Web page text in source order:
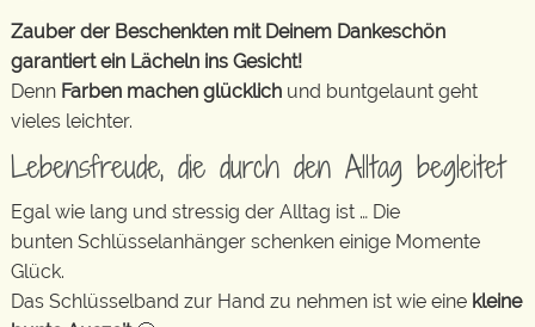
Zauber der Beschenkten mit Deinem Dankeschön
garantiert ein Lächeln ins Gesicht!
Denn Farben machen glücklich und buntgelaunt geht
vieles leichter.
Lebensfreude, die durch den Alltag begleitet
Egal wie lang und stressig der Alltag ist … Die
bunten Schlüsselanhänger schenken einige Momente
Glück.
Das Schlüsselband zur Hand zu nehmen ist wie eine kleine